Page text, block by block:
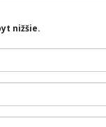
nižšie.